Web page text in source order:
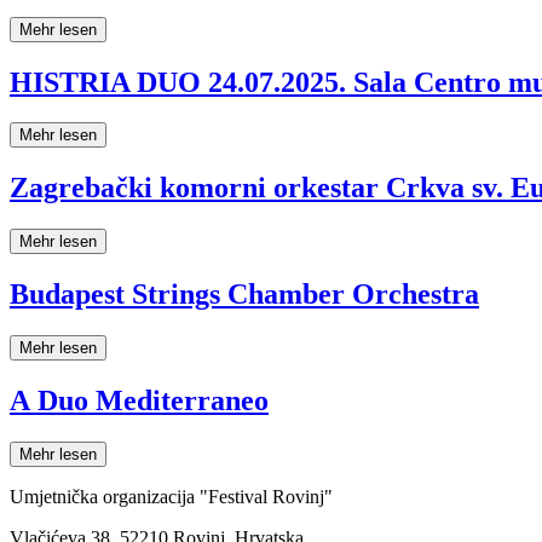
Mehr lesen
HISTRIA DUO 24.07.2025. Sala Centro
Mehr lesen
Zagrebački komorni orkestar Crkva sv.
Mehr lesen
Budapest Strings Chamber Orchestra
Mehr lesen
A Duo Mediterraneo
Mehr lesen
Umjetnička organizacija "Festival Rovinj"
Vlačićeva 38, 52210 Rovinj, Hrvatska